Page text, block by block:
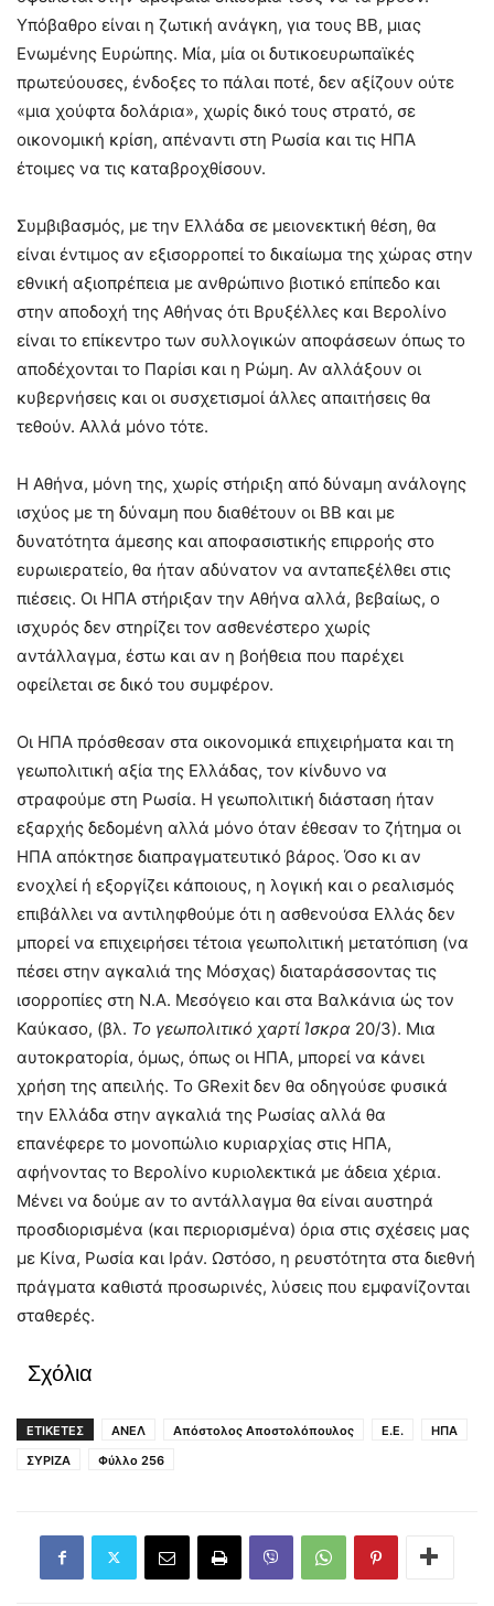
Υπόβαθρο είναι η ζωτική ανάγκη, για τους ΒΒ, μιας
Ενωμένης Ευρώπης. Μία, μία οι δυτικοευρωπαϊκές
πρωτεύουσες, ένδοξες το πάλαι ποτέ, δεν αξίζουν ούτε
«μια χούφτα δολάρια», χωρίς δικό τους στρατό, σε
οικονομική κρίση, απέναντι στη Ρωσία και τις ΗΠΑ
έτοιμες να τις καταβροχθίσουν.
Συμβιβασμός, με την Ελλάδα σε μειονεκτική θέση, θα
είναι έντιμος αν εξισορροπεί το δικαίωμα της χώρας στην
εθνική αξιοπρέπεια με ανθρώπινο βιοτικό επίπεδο και
στην αποδοχή της Αθήνας ότι Βρυξέλλες και Βερολίνο
είναι το επίκεντρο των συλλογικών αποφάσεων όπως το
αποδέχονται το Παρίσι και η Ρώμη. Αν αλλάξουν οι
κυβερνήσεις και οι συσχετισμοί άλλες απαιτήσεις θα
τεθούν. Αλλά μόνο τότε.
Η Αθήνα, μόνη της, χωρίς στήριξη από δύναμη ανάλογης
ισχύος με τη δύναμη που διαθέτουν οι ΒΒ και με
δυνατότητα άμεσης και αποφασιστικής επιρροής στο
ευρωιερατείο, θα ήταν αδύνατον να ανταπεξέλθει στις
πιέσεις. Οι ΗΠΑ στήριξαν την Αθήνα αλλά, βεβαίως, ο
ισχυρός δεν στηρίζει τον ασθενέστερο χωρίς
αντάλλαγμα, έστω και αν η βοήθεια που παρέχει
οφείλεται σε δικό του συμφέρον.
Οι ΗΠΑ πρόσθεσαν στα οικονομικά επιχειρήματα και τη
γεωπολιτική αξία της Ελλάδας, τον κίνδυνο να
στραφούμε στη Ρωσία. Η γεωπολιτική διάσταση ήταν
εξαρχής δεδομένη αλλά μόνο όταν έθεσαν το ζήτημα οι
ΗΠΑ απόκτησε διαπραγματευτικό βάρος. Όσο κι αν
ενοχλεί ή εξοργίζει κάποιους, η λογική και ο ρεαλισμός
επιβάλλει να αντιληφθούμε ότι η ασθενούσα Ελλάς δεν
μπορεί να επιχειρήσει τέτοια γεωπολιτική μετατόπιση (να
πέσει στην αγκαλιά της Μόσχας) διαταράσσοντας τις
ισορροπίες στη Ν.Α. Μεσόγειο και στα Βαλκάνια ώς τον
Καύκασο, (βλ. Το γεωπολιτικό χαρτί Ίσκρα 20/3). Μια
αυτοκρατορία, όμως, όπως οι ΗΠΑ, μπορεί να κάνει
χρήση της απειλής. Το GRexit δεν θα οδηγούσε φυσικά
την Ελλάδα στην αγκαλιά της Ρωσίας αλλά θα
επανέφερε το μονοπώλιο κυριαρχίας στις ΗΠΑ,
αφήνοντας το Βερολίνο κυριολεκτικά με άδεια χέρια.
Μένει να δούμε αν το αντάλλαγμα θα είναι αυστηρά
προσδιορισμένα (και περιορισμένα) όρια στις σχέσεις μας
με Κίνα, Ρωσία και Ιράν. Ωστόσο, η ρευστότητα στα διεθνή
πράγματα καθιστά προσωρινές, λύσεις που εμφανίζονται
σταθερές.
Σχόλια
ΕΤΙΚΕΤΕΣ ΑΝΕΛ Απόστολος Αποστολόπουλος Ε.Ε.
ΗΠΑ
ΣΥΡΙΖΑ
Φύλλο 256